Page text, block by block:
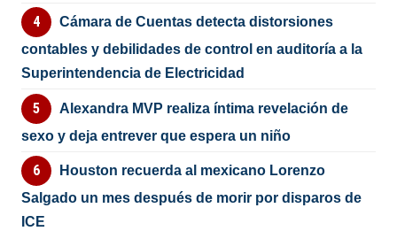
Cámara de Cuentas detecta distorsiones
contables y debilidades de control en auditoría a la
Superintendencia de Electricidad
Alexandra MVP realiza íntima revelación de
sexo y deja entrever que espera un niño
Houston recuerda al mexicano Lorenzo
Salgado un mes después de morir por disparos de
ICE